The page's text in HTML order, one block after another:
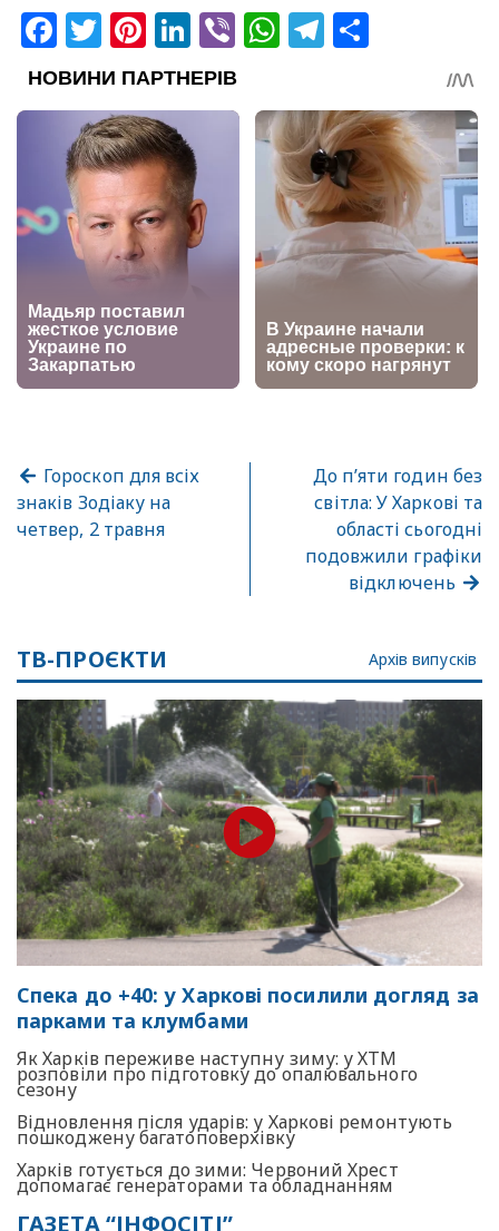
Facebook
Twitter
Pinterest
LinkedIn
ViberWhatsApp
Telegram
Гороскоп для всіх
знаків Зодіаку на
четвер, 2 травня
До п’яти годин без
світла: У Харкові та
області сьогодні
подовжили графіки
відключень
ТВ-ПРОЄКТИ Архів випусків
Спека до +40: у Харкові посилили догляд за
парками та клумбами
Як Харків переживе наступну зиму: у ХТМ
розповіли про підготовку до опалювального
сезону
Відновлення після ударів: у Харкові ремонтують
пошкоджену багатоповерхівку
Харків готується до зими: Червоний Хрест
допомагає генераторами та обладнанням
ГАЗЕТА “ІНФОСІТІ”